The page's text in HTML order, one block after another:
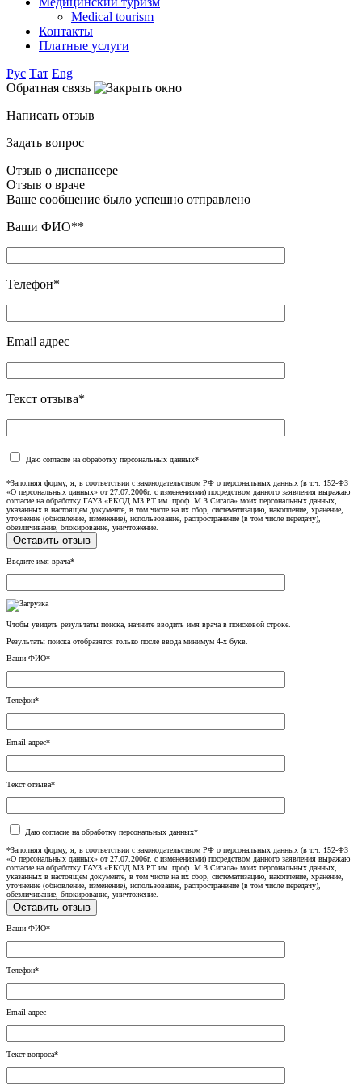
Medical tourism
Контакты
Платные услуги
Рус Тат Eng
Обратная связь
Написать отзыв
Задать вопрос
Отзыв о диспансере
Отзыв о враче
Ваше сообщение было успешно отправлено
Ваши ФИО**
Телефон*
Email адрес
Текст отзыва*
Даю согласие на обработку персональных данных*
*Заполняя форму, я, в соответствии с законодательством РФ о персональных данных (в т.ч. 152-ФЗ
«О персональных данных» от 27.07.2006г. с изменениями) посредством данного заявления выражаю
согласие на обработку ГАУЗ «РКОД МЗ РТ им. проф. М.З.Сигала» моих персональных данных,
указанных в настоящем документе, в том числе на их сбор, систематизацию, накопление, хранение,
уточнение (обновление, изменение), использование, распространение (в том числе передачу),
обезличивание, блокирование, уничтожение.
Введите имя врача*
Чтобы увидеть результаты поиска, начните вводить имя врача в поисковой строке.
Результаты поиска отобразятся только после ввода минимум 4-х букв.
Ваши ФИО*
Телефон*
Email адрес*
Текст отзыва*
Даю согласие на обработку персональных данных*
*Заполняя форму, я, в соответствии с законодательством РФ о персональных данных (в т.ч. 152-ФЗ
«О персональных данных» от 27.07.2006г. с изменениями) посредством данного заявления выражаю
согласие на обработку ГАУЗ «РКОД МЗ РТ им. проф. М.З.Сигала» моих персональных данных,
указанных в настоящем документе, в том числе на их сбор, систематизацию, накопление, хранение,
уточнение (обновление, изменение), использование, распространение (в том числе передачу),
обезличивание, блокирование, уничтожение.
Ваши ФИО*
Телефон*
Email адрес
Текст вопроса*